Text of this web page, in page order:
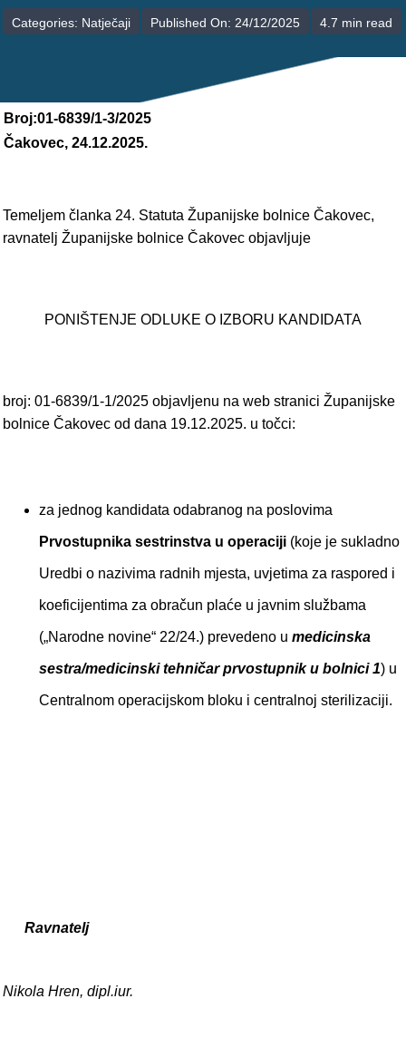
POLIKLINIKE
JEDINICE NEZDRAVSTVENIH DJELATNOSTI
RAVNATELJSTVO
Categories: Natječaji Published On: 24/12/2025 4.7 min read
Broj:01-6839/1-3/2025
Čakovec, 24.12.2025.
Temeljem članka 24. Statuta Županijske bolnice Čakovec,
ravnatelj Županijske bolnice Čakovec objavljuje
PONIŠTENJE ODLUKE O IZBORU KANDIDATA
broj: 01-6839/1-1/2025 objavljenu na web stranici Županijske
bolnice Čakovec od dana 19.12.2025. u točci:
za jednog kandidata odabranog na poslovima
Prvostupnika sestrinstva u operaciji (koje je sukladno
Uredbi o nazivima radnih mjesta, uvjetima za raspored i
koeficijentima za obračun plaće u javnim službama
(„Narodne novine“ 22/24.) prevedeno u medicinska
sestra/medicinski tehničar prvostupnik u bolnici 1) u
Centralnom operacijskom bloku i centralnoj sterilizaciji.
Ravnatelj
Nikola Hren, dipl.iur.